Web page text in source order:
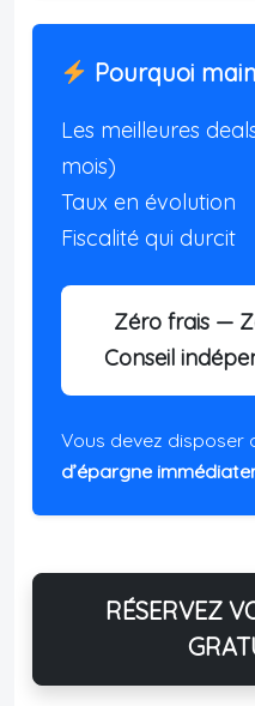
Pourquoi
Les meilleures
mois)
Taux en évolution
Fiscalité qui durcit
Zéro frais —
Conseil
Vous devez disposer
d’épargne
RÉSERVEZ